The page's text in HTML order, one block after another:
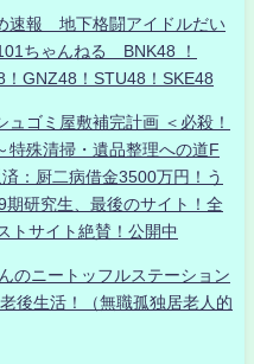
速報 地下格闘アイドルだい
ちゃんねる BNK48 ！
GNZ48！STU48！SKE48
ゴミ屋敷補完計画 ＜必殺！
特殊清掃・遺品整理への道F
：厨二病借金3500万円！う
研究生、最後のサイト！全
トサイト絶賛！公開中
のニートッフルステーション
後生活！（無職孤独居老人的